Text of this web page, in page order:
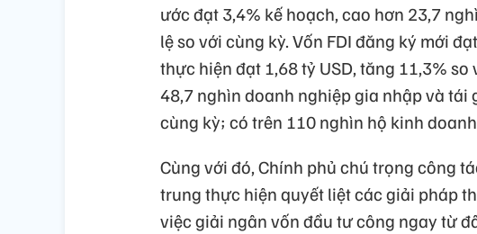
ước đạt 3,4% kế hoạch, cao hơn 23,7
lệ so với cùng kỳ. Vốn FDI đăng ký mới
thực hiện đạt 1,68 tỷ USD, tăng 11,3%
48,7 nghìn doanh nghiệp gia nhập và
cùng kỳ; có trên 110 nghìn hộ kinh
Cùng với đó, Chính phủ chú trọng công
trung thực hiện quyết liệt các giải pháp
việc giải ngân vốn đầu tư công ngay từ